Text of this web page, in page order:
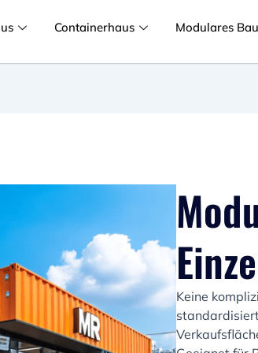
Containerhaus Modulares
Keine